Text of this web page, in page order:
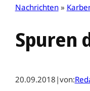
Nachrichten »
Spuren
20.09.2018 |von: